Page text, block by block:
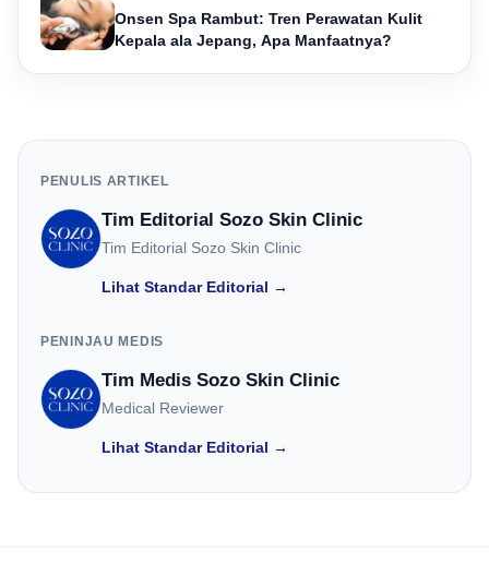
Onsen Spa Rambut: Tren Perawatan Kulit
Kepala ala Jepang, Apa Manfaatnya?
PENULIS ARTIKEL
Tim Editorial Sozo Skin Clinic
Tim Editorial Sozo Skin Clinic
Lihat Standar Editorial →
PENINJAU MEDIS
Tim Medis Sozo Skin Clinic
Medical Reviewer
Lihat Standar Editorial →